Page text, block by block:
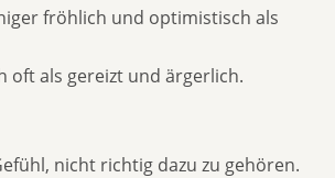
fröhlich und optimistisch als
oft als gereizt und ärgerlich.
nicht richtig dazu zu gehören.